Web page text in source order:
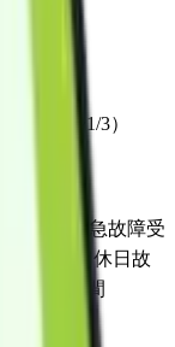
12/30~1/3）
スケア緊急故障受
す。 ［定休日故
/ 受付時間